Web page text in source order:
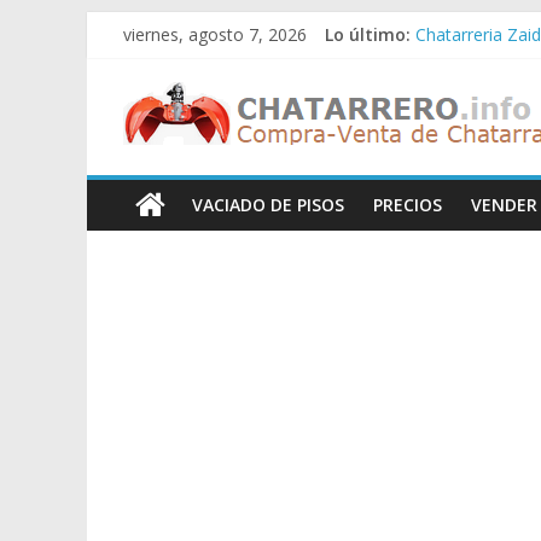
Saltar
contenido
viernes, agosto 7, 2026 Lo último: Chatarreria
Chatarreria
Chatarreria
Chatarreros
–
Precio
VACIADO DE PISOS PRECIOS